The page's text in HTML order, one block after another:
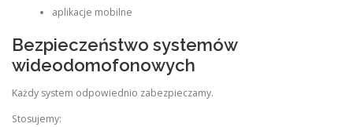
aplikacje mobilne
Bezpieczeństwo systemów
wideodomofonowych
Każdy system odpowiednio zabezpieczamy.
Stosujemy: